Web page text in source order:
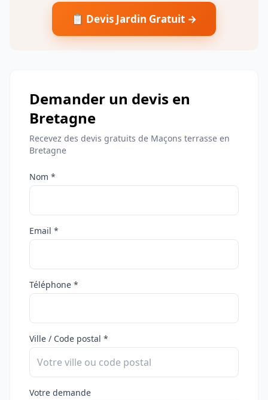
📋 Devis Jardin Gratuit →
Demander un devis en
Bretagne
Recevez des devis gratuits de Maçons terrasse en
Bretagne
Nom *
Email *
Téléphone *
Ville / Code postal *
Votre demande